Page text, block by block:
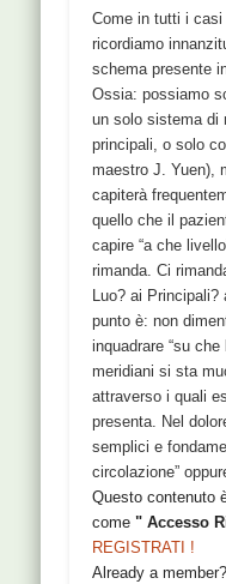
Come in tutti i
ricordiamo
schema presente
Ossia: possiamo
un solo sistema di
principali, o solo
maestro J. Yuen),
capiterà
quello che il
capire “a che
rimanda. Ci
Luo? ai
punto è: non
inquadrare “su
meridiani si sta
attraverso i quali
presenta. Nel
semplici e
circolazione”
Questo contenuto
come" Accesso
REGISTRATI !
Already a